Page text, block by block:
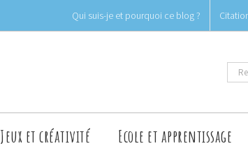
Qui suis-je et pourquoi ce blog ?
Jeux et créativité Ecole et apprentissage